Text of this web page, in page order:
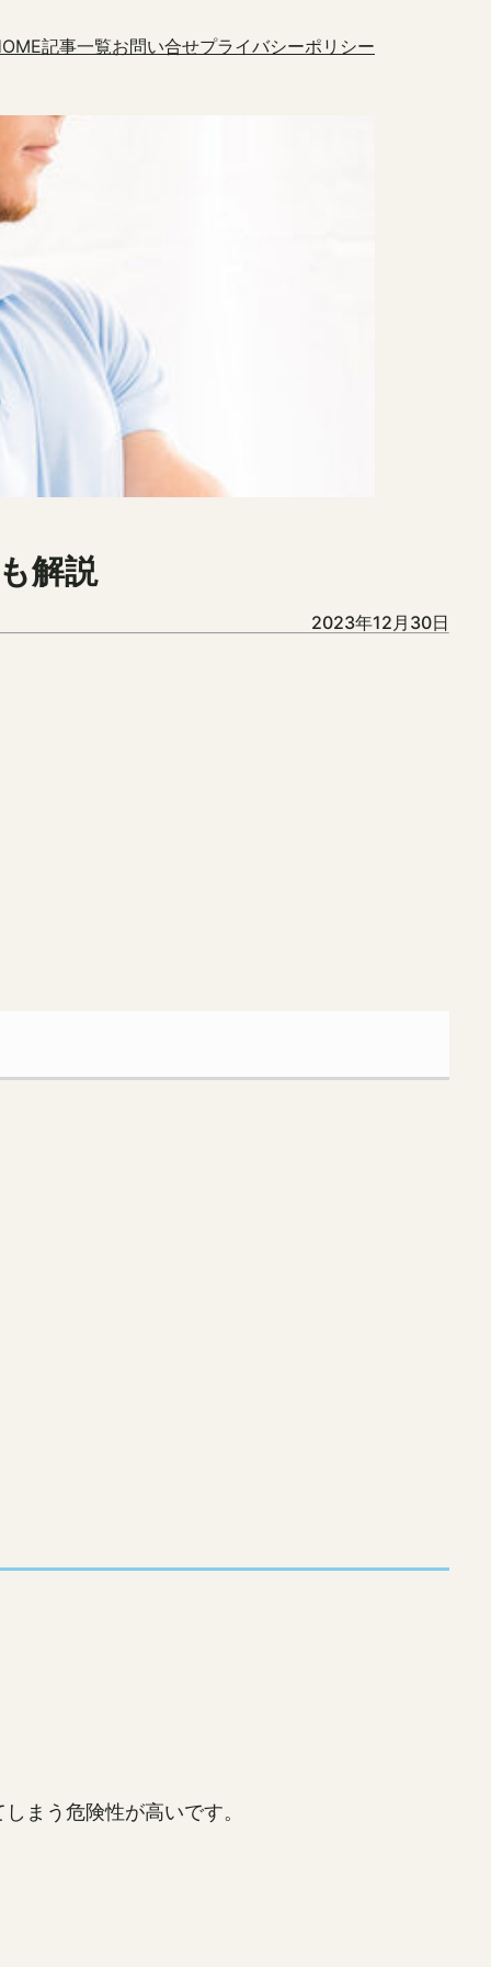
記事一覧お問い合せプライバシーポリシー
解説
2023年12月30日
まう危険性が高いです。